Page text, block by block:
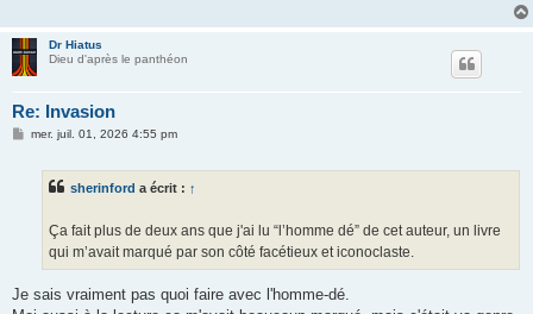
Dr Hiatus
Dieu d'après le panthéon
Re: Invasion
Mmer. juil. 01, 2026 4:55 pm
sherinford a écrit : ↑
Ça fait plus de deux ans que j'ai lu “l’homme dé” de cet auteur, un livre
qui m’avait marqué par son côté facétieux et iconoclaste.
Je sais vraiment pas quoi faire avec l'homme-dé.